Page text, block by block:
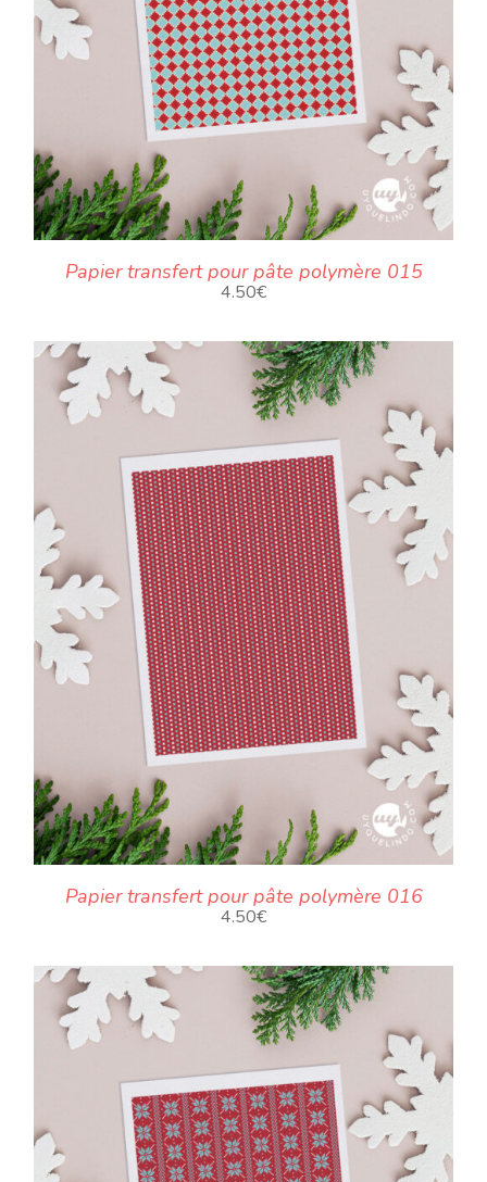
Papier transfert pour pâte polymère 015
4.50€
Papier transfert pour pâte polymère 016
4.50€